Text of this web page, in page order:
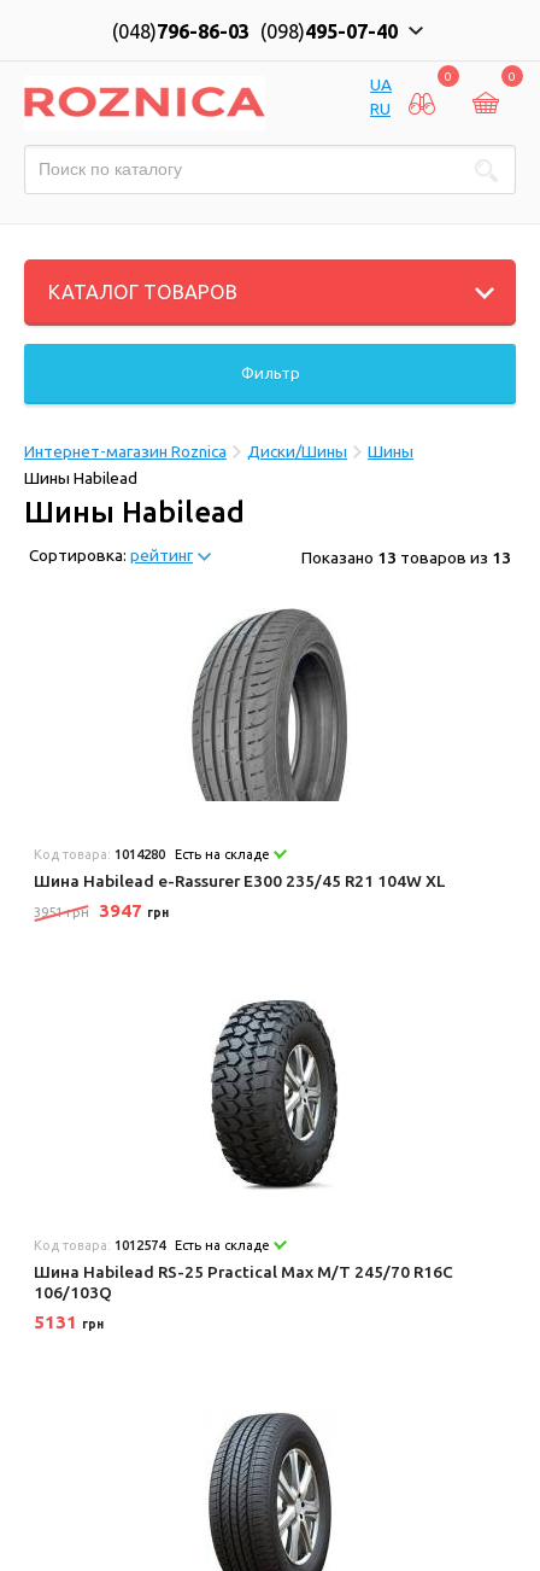
(048)796-86-03 (098)495-07-40
UA
RU
0 0
КАТАЛОГ ТОВАРОВ
Фильтр
Интернет-магазин Roznica Диски/Шины
Шины
Шины Habilead
Шины Habilead
Сортировка: рейтинг Показано 13 товаров из 13
Код товара: 1014280 Есть на складе
Шина Habilead e-Rassurer E300 235/45 R21 104W XL
3951 грн 3947 грн
Код товара: 1012574 Есть на складе
Шина Habilead RS-25 Practical Max M/T 245/70 R16C
106/103Q
5131 грн